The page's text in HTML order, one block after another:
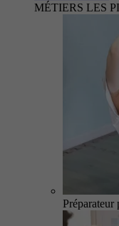
MÉTIERS LES
Préparateur